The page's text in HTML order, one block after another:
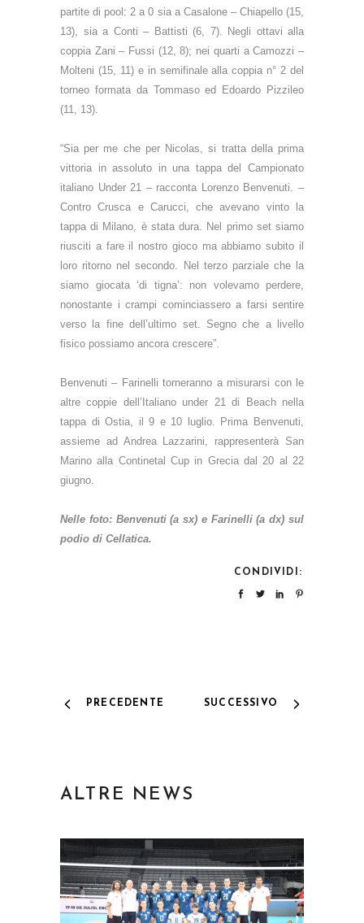
partite di pool: 2 a 0 sia a Casalone – Chiapello (15,
13), sia a Conti – Battisti (6, 7). Negli ottavi alla
coppia Zani – Fussi (12, 8); nei quarti a Camozzi –
Molteni (15, 11) e in semifinale alla coppia n° 2 del
torneo formata da Tommaso ed Edoardo Pizzileo
(11, 13).
“Sia per me che per Nicolas, si tratta della prima
vittoria in assoluto in una tappa del Campionato
italiano Under 21 – racconta Lorenzo Benvenuti. –
Contro Crusca e Carucci, che avevano vinto la
tappa di Milano, è stata dura. Nel primo set siamo
riusciti a fare il nostro gioco ma abbiamo subito il
loro ritorno nel secondo. Nel terzo parziale che la
siamo giocata ‘di tigna’: non volevamo perdere,
nonostante i crampi cominciassero a farsi sentire
verso la fine dell’ultimo set. Segno che a livello
fisico possiamo ancora crescere”.
Benvenuti – Farinelli torneranno a misurarsi con le
altre coppie dell’Italiano under 21 di Beach nella
tappa di Ostia, il 9 e 10 luglio. Prima Benvenuti,
assieme ad Andrea Lazzarini, rappresenterà San
Marino alla Continetal Cup in Grecia dal 20 al 22
giugno.
Nelle foto: Benvenuti (a sx) e Farinelli (a dx) sul
podio di Cellatica.
CONDIVIDI:
PRECEDENTE SUCCESSIVO
ALTRE NEWS